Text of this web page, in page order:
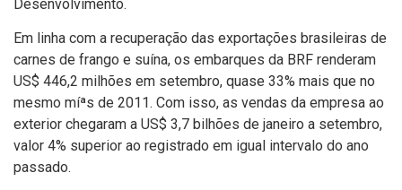
Desenvolvimento.
Em linha com a recuperação das exportações brasileiras de
carnes de frango e suí­na, os embarques da BRF renderam
US$ 446,2 milhões em setembro, quase 33% mais que no
mesmo míªs de 2011. Com isso, as vendas da empresa ao
exterior chegaram a US$ 3,7 bilhões de janeiro a setembro,
valor 4% superior ao registrado em igual intervalo do ano
passado.